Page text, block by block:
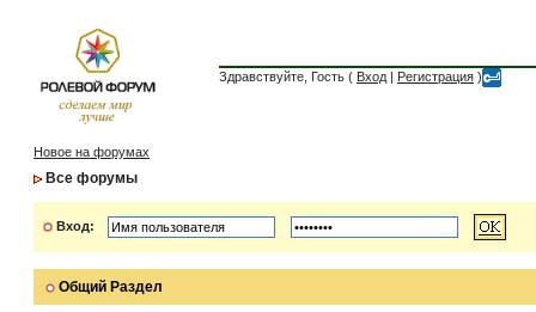
Здравствуйте, Гость ( Вход | Регистрация )
Новое на форумах
Все форумы
Вход:
Общий Раздел